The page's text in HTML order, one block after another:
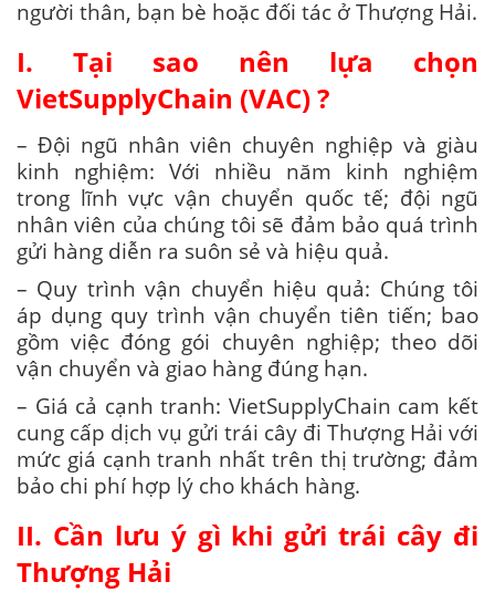
người thân, bạn bè hoặc đối tác ở Thượng Hải.
I. Tại sao nên lựa chọn
VietSupplyChain (VAC) ?
– Đội ngũ nhân viên chuyên nghiệp và giàu
kinh nghiệm: Với nhiều năm kinh nghiệm
trong lĩnh vực vận chuyển quốc tế; đội ngũ
nhân viên của chúng tôi sẽ đảm bảo quá trình
gửi hàng diễn ra suôn sẻ và hiệu quả.
– Quy trình vận chuyển hiệu quả: Chúng tôi
áp dụng quy trình vận chuyển tiên tiến; bao
gồm việc đóng gói chuyên nghiệp; theo dõi
vận chuyển và giao hàng đúng hạn.
– Giá cả cạnh tranh: VietSupplyChain cam kết
cung cấp dịch vụ gửi trái cây đi Thượng Hải với
mức giá cạnh tranh nhất trên thị trường; đảm
bảo chi phí hợp lý cho khách hàng.
II. Cần lưu ý gì khi gửi trái cây đi
Thượng Hải